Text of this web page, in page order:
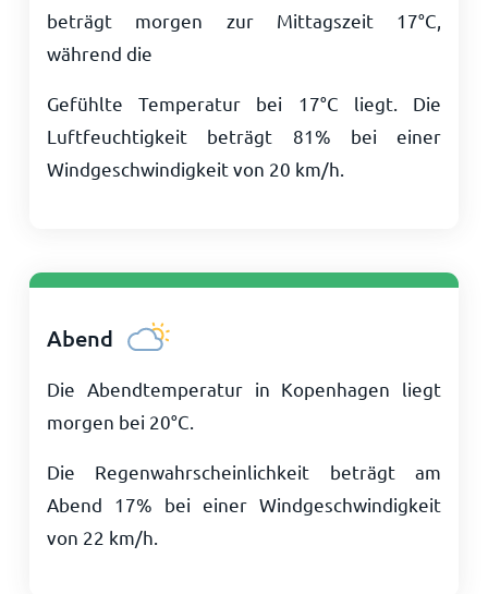
beträgt morgen zur Mittagszeit 17°C
während die
Gefühlte Temperatur bei 17°C liegt. Die
Luftfeuchtigkeit beträgt 81% bei einer
Windgeschwindigkeit von 20 km/h
Abend
Die Abendtemperatur in Kopenhagen liegt
morgen bei 20°C
Die Regenwahrscheinlichkeit beträgt am
Abend 17% bei einer Windgeschwindigkeit
von 22 km/h